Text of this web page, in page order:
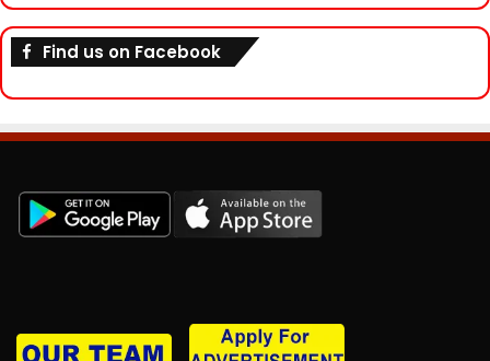
Find us on Facebook